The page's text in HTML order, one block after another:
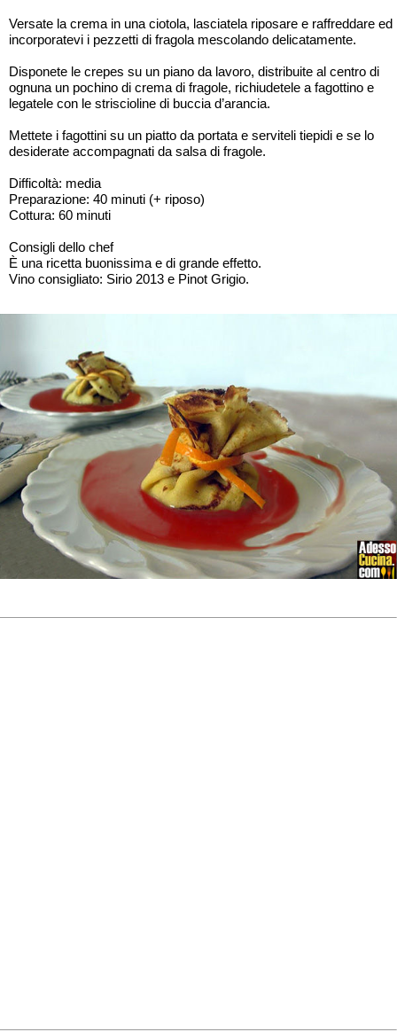
Versate la crema in una ciotola, lasciatela riposare e raffreddare ed
incorporatevi i pezzetti di fragola mescolando delicatamente.
Disponete le crepes su un piano da lavoro, distribuite al centro di
ognuna un pochino di crema di fragole, richiudetele a fagottino e
legatele con le striscioline di buccia d’arancia.
Mettete i fagottini su un piatto da portata e serviteli tiepidi e se lo
desiderate accompagnati da salsa di fragole.
Difficoltà: media
Preparazione: 40 minuti (+ riposo)
Cottura: 60 minuti
Consigli dello chef
È una ricetta buonissima e di grande effetto.
Vino consigliato: Sirio 2013 e Pinot Grigio.